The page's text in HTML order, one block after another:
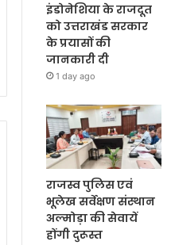
इंडोनेशिया के राजदूत
को उत्तराखंड सरकार
के प्रयासों की
जानकारी दी
1 day ago
राजस्व पुलिस एवं
भूलेख सर्वेक्षण संस्थान
अल्मोड़ा की सेवायें
होंगी दुरूस्त